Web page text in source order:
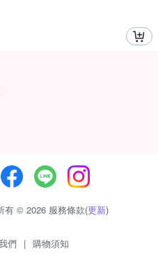
有 © 2026 服務條款(更新)
們 | 購物須知